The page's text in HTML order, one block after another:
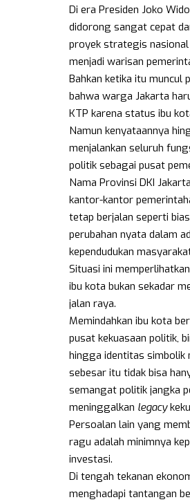
Di era Presiden Joko
didorong sangat cepat
proyek strategis nasional
menjadi warisan
Bahkan ketika itu muncul
bahwa warga Jakarta
KTP karena status ibu
Namun kenyataannya
menjalankan seluruh
politik sebagai pusat
Nama Provinsi DKI
kantor-kantor
tetap berjalan seperti
perubahan nyata dalam
kependudukan
Situasi ini
ibu kota bukan sekadar
jalan raya.
Memindahkan ibu kota
pusat kekuasaan politik,
hingga identitas simbolik
sebesar itu tidak bisa
semangat politik jangka
meninggalkan legacy
Persoalan lain yang
ragu adalah minimnya
investasi.
Di tengah tekanan
menghadapi tantangan